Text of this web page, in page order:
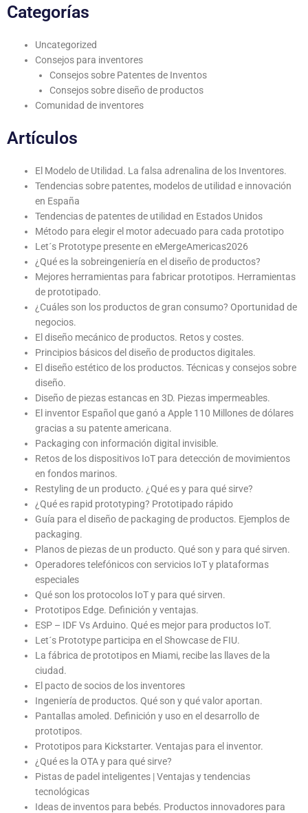
Categorías
Uncategorized
Consejos para inventores
Consejos sobre Patentes de Inventos
Consejos sobre diseño de productos
Comunidad de inventores
Artículos
El Modelo de Utilidad. La falsa adrenalina de los Inventores.
Tendencias sobre patentes, modelos de utilidad e innovación
en España
Tendencias de patentes de utilidad en Estados Unidos
Método para elegir el motor adecuado para cada prototipo
Let´s Prototype presente en eMergeAmericas2026
¿Qué es la sobreingeniería en el diseño de productos?
Mejores herramientas para fabricar prototipos. Herramientas
de prototipado.
¿Cuáles son los productos de gran consumo? Oportunidad de
negocios.
El diseño mecánico de productos. Retos y costes.
Principios básicos del diseño de productos digitales.
El diseño estético de los productos. Técnicas y consejos sobre
diseño.
Diseño de piezas estancas en 3D. Piezas impermeables.
El inventor Español que ganó a Apple 110 Millones de dólares
gracias a su patente americana.
Packaging con información digital invisible.
Retos de los dispositivos IoT para detección de movimientos
en fondos marinos.
Restyling de un producto. ¿Qué es y para qué sirve?
¿Qué es rapid prototyping? Prototipado rápido
Guía para el diseño de packaging de productos. Ejemplos de
packaging.
Planos de piezas de un producto. Qué son y para qué sirven.
Operadores telefónicos con servicios IoT y plataformas
especiales
Qué son los protocolos IoT y para qué sirven.
Prototipos Edge. Definición y ventajas.
ESP – IDF Vs Arduino. Qué es mejor para productos IoT.
Let´s Prototype participa en el Showcase de FIU.
La fábrica de prototipos en Miami, recibe las llaves de la
ciudad.
El pacto de socios de los inventores
Ingeniería de productos. Qué son y qué valor aportan.
Pantallas amoled. Definición y uso en el desarrollo de
prototipos.
Prototipos para Kickstarter. Ventajas para el inventor.
¿Qué es la OTA y para qué sirve?
Pistas de padel inteligentes | Ventajas y tendencias
tecnológicas
Ideas de inventos para bebés. Productos innovadores para